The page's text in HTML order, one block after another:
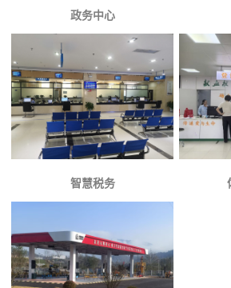
政务中心
智慧税务